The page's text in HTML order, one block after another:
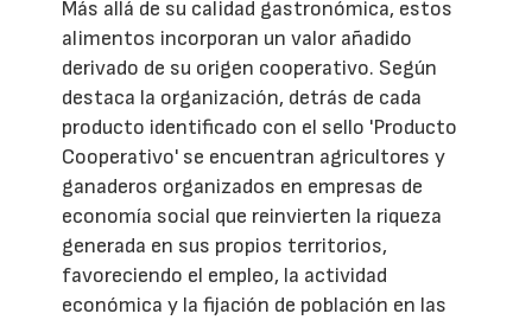
Más allá de su calidad gastronómica, estos
alimentos incorporan un valor añadido
derivado de su origen cooperativo. Según
destaca la organización, detrás de cada
producto identificado con el sello 'Producto
Cooperativo' se encuentran agricultores y
ganaderos organizados en empresas de
economía social que reinvierten la riqueza
generada en sus propios territorios,
favoreciendo el empleo, la actividad
económica y la fijación de población en las